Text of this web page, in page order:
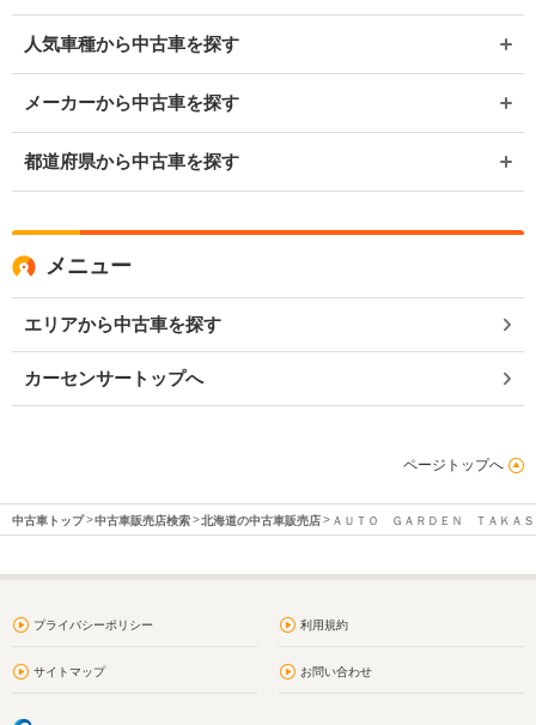
人気車種から中古車を探す
メーカーから中古車を探す
都道府県から中古車を探す
メニュー
エリアから中古車を探す
カーセンサートップへ
ページトップへ
中古車トップ 中古車販売店検索 北海道の中古車販売店 ＡＵＴＯ ＧＡＲＤＥＮ ＴＡＫＡＳ
プライバシーポリシー 利用規約
サイトマップ お問い合わせ